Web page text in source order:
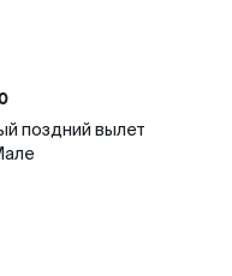
поздний вылет